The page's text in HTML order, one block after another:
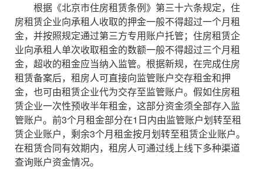
根据《北京市住房租赁条例》第三十六条规定，住
房租赁企业向承租人收取的押金一般不得超过一个月租
金，并按照规定通过第三方专用账户托管；住房租赁企
业向承租人单次收取租金的数额一般不得超过三个月租
金，超收的租金应当纳入监管。根据新规，在完成住房
租赁备案后，租房人可直接向监管账户交存租金和押
金，也可由租赁企业代为交存至监管账户。假如住房租
赁企业一次性预收半年租金，这部分资金须全部存入监
管账户。前3个月租金部分在1日内由监管账户划转至租
赁企业账户，剩余3个月租金按月划转至租赁企业账户。
在租赁合同有效期内，租房人可通过线上线下多种渠道
查询账户资金情况。